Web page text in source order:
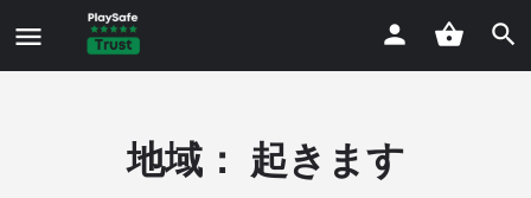
地域： 起きます